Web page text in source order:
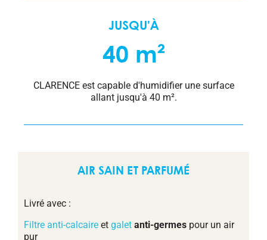
JUSQU'À
40 m²
CLARENCE est capable d'humidifier une surface
allant jusqu'à 40 m².
AIR SAIN ET PARFUMÉ
Livré avec :
Filtre anti-calcaire et galet anti-germes pour un air
pur